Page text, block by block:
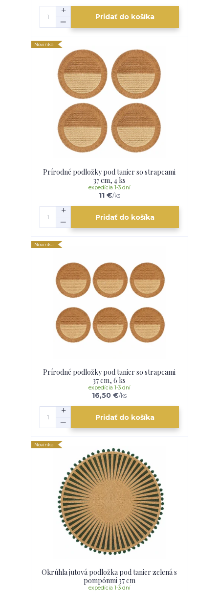
Pridať do košíka
Novinka
Prírodné podložky pod tanier so strapcami
37 cm, 4 ks
11 €/ks
expedícia 1-3 dní
Pridať do košíka
Novinka
Prírodné podložky pod tanier so strapcami
37 cm, 6 ks
16,50 €/ks
expedícia 1-3 dní
Pridať do košíka
Novinka
Okrúhla jutová podložka pod tanier zelená s
pompónmi 37 cm
expedícia 1-3 dní